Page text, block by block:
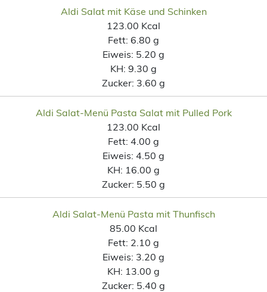
Aldi Salat mit Käse und Schinken
123.00 Kcal
Fett: 6.80 g
Eiweis: 5.20 g
KH: 9.30 g
Zucker: 3.60 g
Aldi Salat-Menü Pasta Salat mit Pulled Pork
123.00 Kcal
Fett: 4.00 g
Eiweis: 4.50 g
KH: 16.00 g
Zucker: 5.50 g
Aldi Salat-Menü Pasta mit Thunfisch
85.00 Kcal
Fett: 2.10 g
Eiweis: 3.20 g
KH: 13.00 g
Zucker: 5.40 g